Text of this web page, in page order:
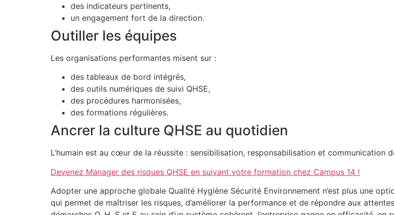
des indicateurs pertinents,
un engagement fort de la direction.
Outiller les équipes
Les organisations performantes misent sur :
des tableaux de bord intégrés,
des outils numériques de suivi QHSE,
des procédures harmonisées,
des formations régulières.
Ancrer la culture QHSE au quotidien
L’humain est au cœur de la réussite : sensibilisation, responsabilisation et communication
Devenez Manager des risques QHSE en suivant votre formation chez Campus 14 !
Adopter une approche globale Qualité Hygiène Sécurité Environnement n’est plus une
qui permet de maîtriser les risques, d’améliorer la performance et de répondre aux